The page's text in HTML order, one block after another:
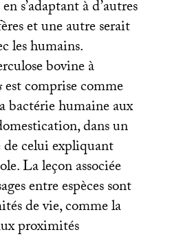
s’adaptant à d’autres
et une autre serait
les humains.
bovine à
est comprise comme
bactérie humaine aux
dans un
celui expliquant
La leçon associée
entre espèces sont
de vie, comme la
proximités